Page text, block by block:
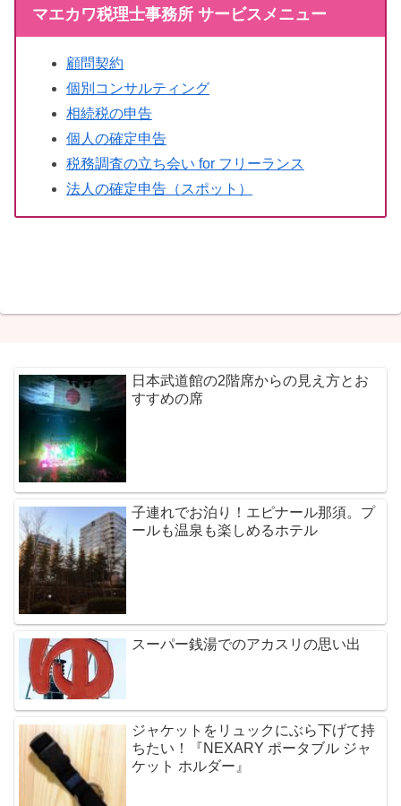
マエカワ税理士事務所 サービスメニュー
顧問契約
個別コンサルティング
相続税の申告
個人の確定申告
税務調査の立ち会い for フリーランス
法人の確定申告（スポット）
日本武道館の2階席からの見え方とお
すすめの席
子連れでお泊り！エピナール那須。プ
ールも温泉も楽しめるホテル
スーパー銭湯でのアカスリの思い出
ジャケットをリュックにぶら下げて持
ちたい！『NEXARY ポータブル ジャ
ケット ホルダー』